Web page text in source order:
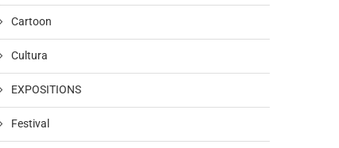
Cartoon
Cultura
EXPOSITIONS
Festival